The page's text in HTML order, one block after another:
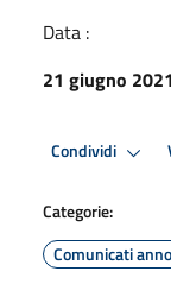
Data :
21 giugno 2021
Condividi
Categorie:
Comunicati